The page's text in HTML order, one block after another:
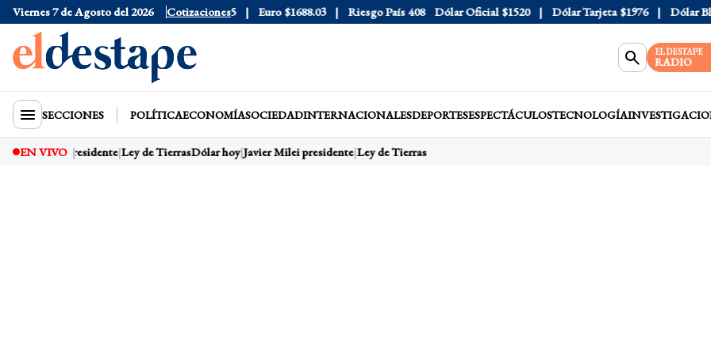
Viernes 7 de Agosto del 2026 Cotizaciones
Dólar Blue $1525 Dólar CCL $1578.5 Euro $1688.03 Riesgo País 408 Dólar Oficial $1520 Dólar Tarjeta $1976 Dólar Blue
EL DESTAPE
RADIO
SECCIONES POLÍTICAECONOMÍASOCIEDADINTERNACIONALESDEPORTESESPECTÁCULOSTECNOLOGÍA
EN VIVO
Javier Milei presidente Ley de TierrasDólar hoy Javier Milei presidente Ley de Tierras